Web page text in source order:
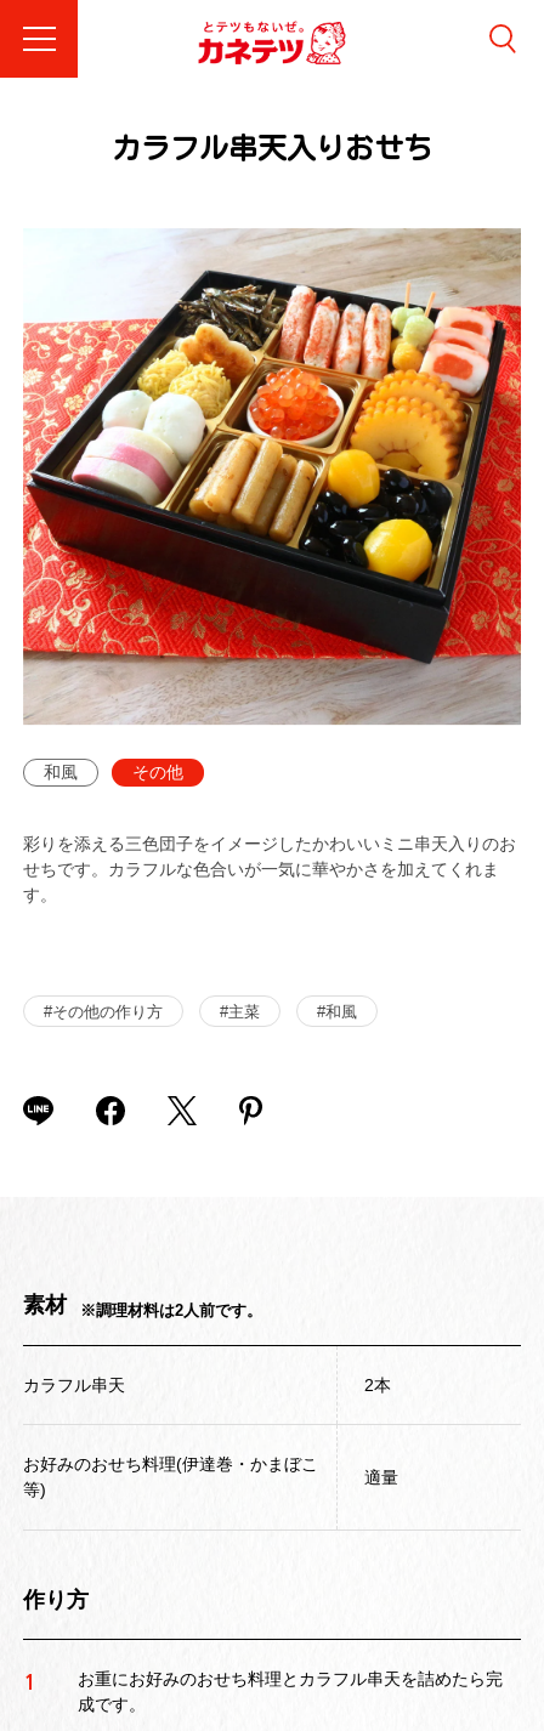
カラフル串天入りおせち
和風 その他
彩りを添える三色団子をイメージしたかわいいミニ串天入りのお
せちです。カラフルな色合いが一気に華やかさを加えてくれま
す。
#その他の作り方 #主菜 #和風
素材 ※調理材料は2人前です。
カラフル串天 2本
お好みのおせち料理(伊達巻・かまぼこ
等)
適量
作り方
1
お重にお好みのおせち料理とカラフル串天を詰めたら完
成です。